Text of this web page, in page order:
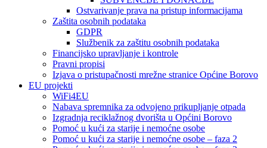
Ostvarivanje prava na pristup informacijama
Zaštita osobnih podataka
GDPR
Službenik za zaštitu osobnih podataka
Financijsko upravljanje i kontrole
Pravni propisi
Izjava o pristupačnosti mrežne stranice Općine Borovo
EU projekti
WiFi4EU
Nabava spremnika za odvojeno prikupljanje otpada
Izgradnja reciklažnog dvorišta u Općini Borovo
Pomoć u kući za starije i nemoćne osobe
Pomoć u kući za starije i nemoćne osobe – faza 2